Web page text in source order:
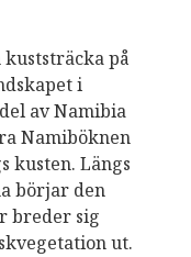
på
i
av Namibia
Namiböknen
kusten. Längs
börjar den
breder sig
ut.